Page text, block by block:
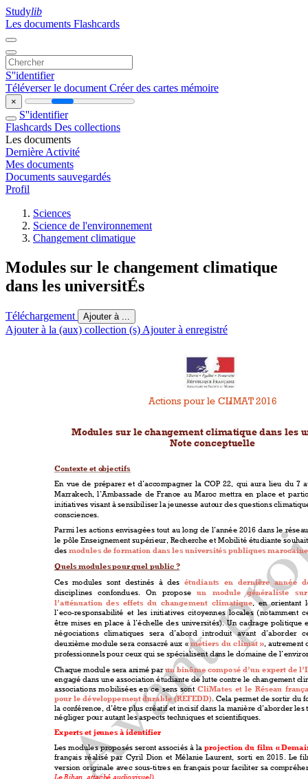
Studylib
Les documents Flashcards
S''identifier
Téléverser le document Créer des cartes mémoire
×
S''identifier
Flashcards Des collections
Les documents
Dernière Activité
Mes documents
Documents sauvegardés
Profil
Sciences
Science de l'environnement
Changement climatique
Modules sur le changement climatique
dans les universitÉs
Téléchargement Ajouter à ...
Ajouter à la (aux) collection (s) Ajouter à enregistré
Actions pour le CLIMAT 2016
Modules sur le changement climatique dans les
Note conceptuelle
Contexte et objectifs
En vue de préparer et d’accompagner la COP 22, qui aura lieu du 7
Marrakech, l’Ambassade de France au Maroc mettra en place et p
initiatives visant à sensibiliser la jeunesse autour des questions climati
consciences.
Parmi les actions envisagées tout au long de l’année 2016 dans le
le pôle Enseignement supérieur, Recherche et Mobilité étudiante
des modules de formation dans les universités publiques marocai
Quels modules pour quel public ?
Ces modules sont destinés à des étudiants en dernière année
disciplines
confondues. On propose un module généraliste
l’atténuation
des  effets du  changement cl imatique,  en  orientant
l’eco-responsabilité et les initiatives citoyennes locales (notamment
être mises en place à l’échelle des universités). Un cadrage politique
négociations
climatiques sera d’abord introduit avant d’aborder
deuxième module sera consacré aux « métiers du climat », autrement
professionnels pour ceux qui se spécialisent dans le domaine de l’envir
Chaque module sera animé par un binôme composé d’un expert de
engagé dans une association étudiante de lutte contre le changement
associations mo bilisées en ce sens sont CliMates et le Réseau
pour le développement durable (REFEDD). Cela permet de sortir du
la conférence, d’être plus créatif et incisif dans la manière d’aborder les
négliger pour autant les aspects techniques et scientifiques.
Experts et jeunes à identifier
Les modules proposés seront associés à la projection du film «
français réalisé par Cyril Dion et Mélanie Laurent, sorti en 2015. Le
version originale avec sous-titres en français pour faciliter sa
Le Bihan, attaché audiovisuel).